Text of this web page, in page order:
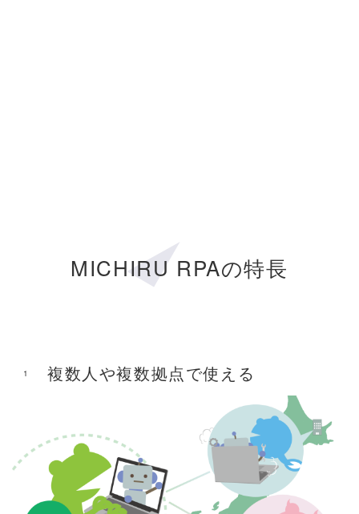
MICHIRU RPAの特長
1 複数人や複数拠点で使える